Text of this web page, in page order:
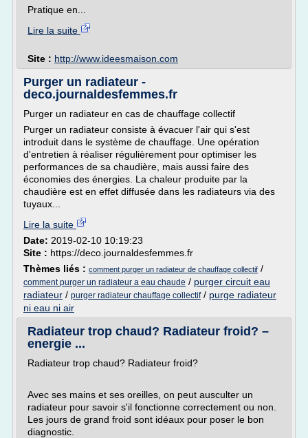
Pratique en...
Lire la suite
Site : http://www.ideesmaison.com
Purger un radiateur -
deco.journaldesfemmes.fr
Purger un radiateur en cas de chauffage collectif
Purger un radiateur consiste à évacuer l'air qui s'est
introduit dans le système de chauffage. Une opération
d'entretien à réaliser régulièrement pour optimiser les
performances de sa chaudière, mais aussi faire des
économies des énergies. La chaleur produite par la
chaudière est en effet diffusée dans les radiateurs via des
tuyaux...
Lire la suite
Date: 2019-02-10 10:19:23
Site : https://deco.journaldesfemmes.fr
Thèmes liés : comment purger un radiateur de chauffage collectif /
comment purger un radiateur a eau chaude / purger circuit eau
radiateur / purger radiateur chauffage collectif/ purge radiateur
ni eau ni air
Radiateur trop chaud? Radiateur froid? –
energie ...
Radiateur trop chaud? Radiateur froid?
Avec ses mains et ses oreilles, on peut ausculter un
radiateur pour savoir s'il fonctionne correctement ou non.
Les jours de grand froid sont idéaux pour poser le bon
diagnostic.